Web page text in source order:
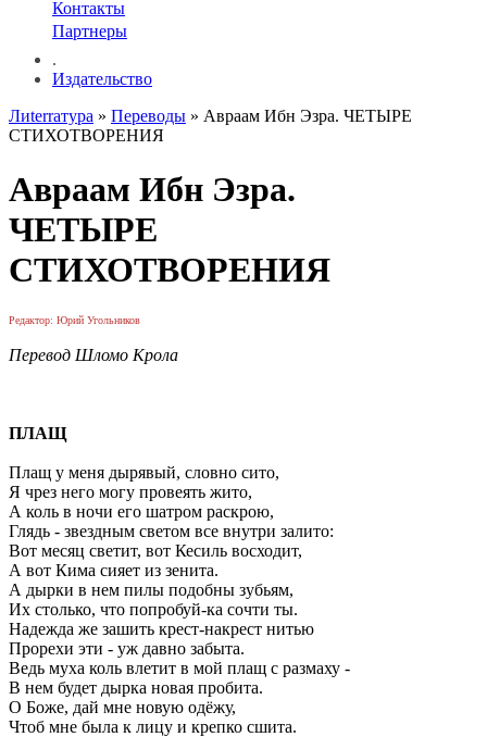
Контакты
Партнеры
.
Издательство
Лиterraтура » Переводы » Авраам Ибн Эзра. ЧЕТЫРЕ
СТИХОТВОРЕНИЯ
Авраам Ибн Эзра.
ЧЕТЫРЕ
СТИХОТВОРЕНИЯ
Редактор: Юрий Угольников
Перевод Шломо Крола
ПЛАЩ
Плащ у меня дырявый, словно сито,
Я чрез него могу провеять жито,
А коль в ночи его шатром раскрою,
Глядь - звездным светом все внутри залито:
Вот месяц светит, вот Кесиль восходит,
А вот Кима сияет из зенита.
А дырки в нем пилы подобны зубьям,
Их столько, что попробуй-ка сочти ты.
Надежда же зашить крест-накрест нитью
Прорехи эти - уж давно забыта.
Ведь муха коль влетит в мой плащ с размаху -
В нем будет дырка новая пробита.
О Боже, дай мне новую одёжу,
Чтоб мне была к лицу и крепко сшита.